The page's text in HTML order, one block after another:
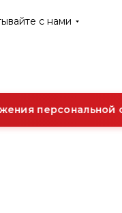
с нами
персональной